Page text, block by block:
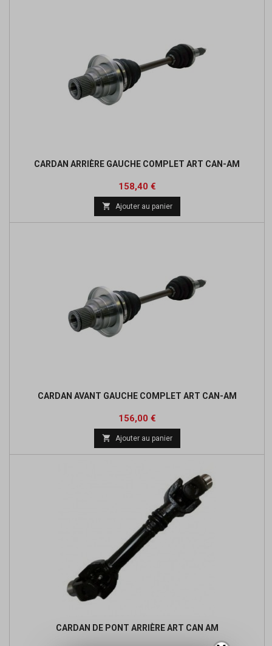
CARDAN ARRIÈRE GAUCHE COMPLET ART CAN-AM
Prix
158,40 €Prix
de
base
 Ajouter au panier
CARDAN AVANT GAUCHE COMPLET ART CAN-AM
Prix
156,00 €Prix
de
base
 Ajouter au panier
CARDAN DE PONT ARRIÈRE ART CAN AM